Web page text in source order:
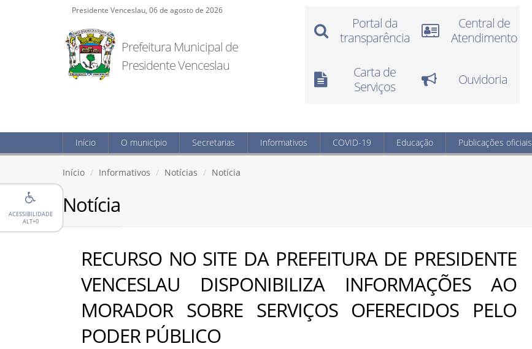
ACESSIBILIDADE
ALT+0
Presidente Venceslau, 06 de agosto de 2026
Prefeitura Municipal de
Presidente Venceslau
Portal da
transparência
Central de
Atendimento
Carta de
Serviços
Ouvidoria
Início O município Secretarias Informativos COVID-19 Educação Publicações oficiais
Início Informativos Notícias Notícia
Notícia
RECURSO NO SITE DA PREFEITURA DE PRESIDENTE
VENCESLAU DISPONIBILIZA INFORMAÇÕES AO
MORADOR SOBRE SERVIÇOS OFERECIDOS PELO
PODER PÚBLICO